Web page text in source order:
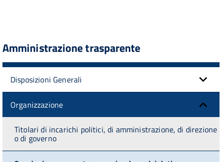
Amministrazione trasparente
Disposizioni Generali
Organizzazione
Titolari di incarichi politici, di amministrazione, di direzione
o di governo